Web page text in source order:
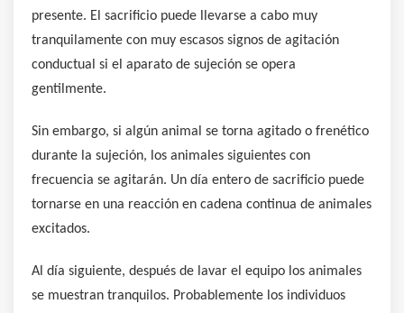
presente. El sacrificio puede llevarse a cabo muy
tranquilamente con muy escasos signos de agitación
conductual si el aparato de sujeción se opera
gentilmente.
Sin embargo, si algún animal se torna agitado o frenético
durante la sujeción, los animales siguientes con
frecuencia se agitarán. Un día entero de sacrificio puede
tornarse en una reacción en cadena continua de animales
excitados.
Al día siguiente, después de lavar el equipo los animales
se muestran tranquilos. Probablemente los individuos